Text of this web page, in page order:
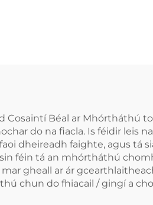
Cosaintí Béal ar Mhórtháthú
do na fiacla. Is féidir leis
dheireadh faighte, agus tá
féin tá an mhórtháthú
gheall ar ár
chun do fhiacail / gingí a